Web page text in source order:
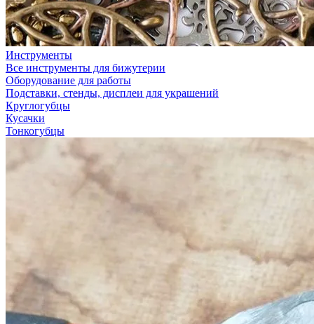
Инструменты
Все инструменты для бижутерии
Оборудование для работы
Подставки, стенды, дисплеи для украшений
Круглогубцы
Кусачки
Тонкогубцы